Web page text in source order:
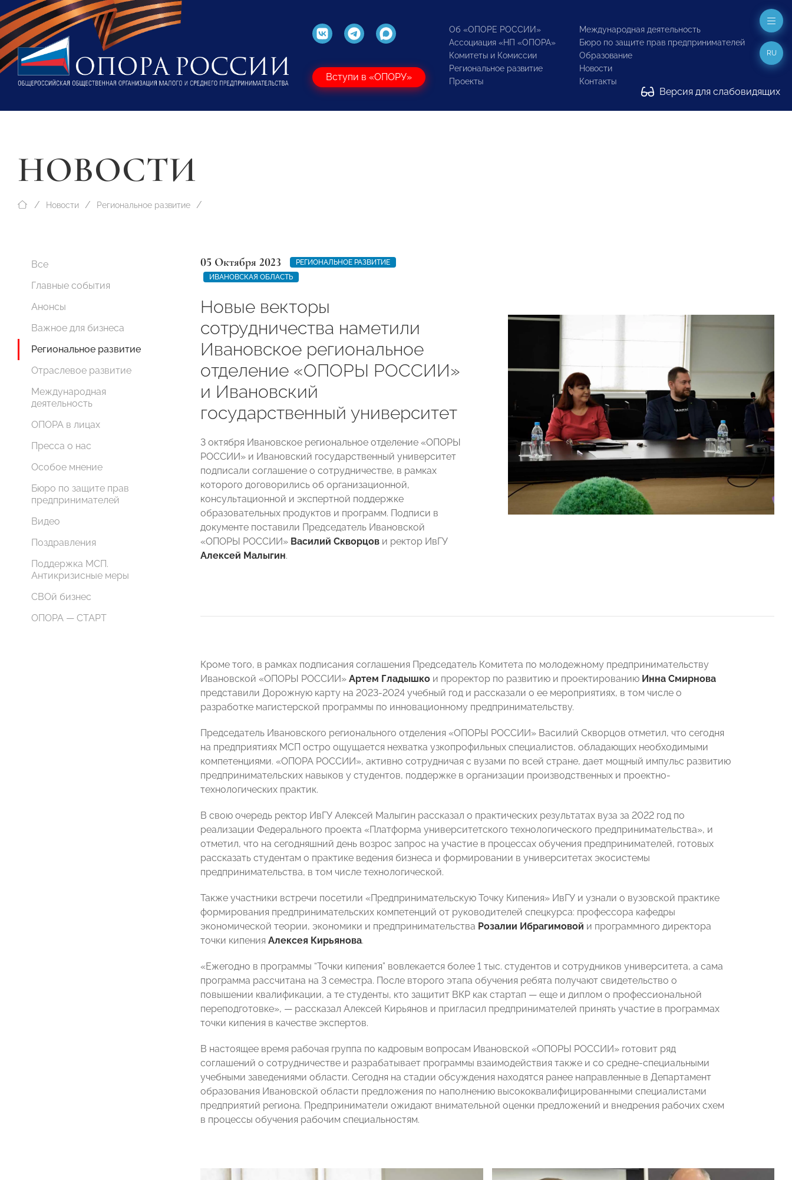
Вступи в «ОПОРУ»
Об «ОПОРЕ РОССИИ»
Ассоциация «НП «ОПОРА»
Комитеты и Комиссии
Региональное развитие
Проекты
Международная деятельность
Бюро по защите прав предпринимателей
Образование
Новости
Контакты
Версия для слабовидящих
RU
НОВОСТИ
Новости Региональное развитие
Все
Главные события
Анонсы
Важное для бизнеса
Региональное развитие
Отраслевое развитие
Международная
деятельность
ОПОРА в лицах
Пресса о нас
Особое мнение
Бюро по защите прав
предпринимателей
Видео
Поздравления
Поддержка МСП.
Антикризисные меры
СВОй бизнес
ОПОРА — СТАРТ
05 Октября 2023
РЕГИОНАЛЬНОЕ РАЗВИТИЕ
ИВАНОВСКАЯ ОБЛАСТЬ
Новые векторы
сотрудничества наметили
Ивановское региональное
отделение «ОПОРЫ РОССИИ»
и Ивановский
государственный университет
3 октября Ивановское региональное отделение «ОПОРЫ
РОССИИ» и Ивановский государственный университет
подписали соглашение о сотрудничестве, в рамках
которого договорились об организационной,
консультационной и экспертной поддержке
образовательных продуктов и программ. Подписи в
документе поставили Председатель Ивановской
«ОПОРЫ РОССИИ» Василий Скворцов и ректор ИвГУ
Алексей Малыгин.
Кроме того, в рамках подписания соглашения Председатель Комитета по молодежному предпринимательству
Ивановской «ОПОРЫ РОССИИ» Артем Гладышко и проректор по развитию и проектированию Инна Смирнова
представили Дорожную карту на 2023-2024 учебный год и рассказали о ее мероприятиях, в том числе о
разработке магистерской программы по инновационному предпринимательству.
Председатель Ивановского регионального отделения «ОПОРЫ РОССИИ» Василий Скворцов отметил, что сегодня
на предприятиях МСП остро ощущается нехватка узкопрофильных специалистов, обладающих необходимыми
компетенциями. «ОПОРА РОССИИ», активно сотрудничая с вузами по всей стране, дает мощный импульс развитию
предпринимательских навыков у студентов, поддержке в организации производственных и проектно-
технологических практик.
В свою очередь ректор ИвГУ Алексей Малыгин рассказал о практических результатах вуза за 2022 год по
реализации Федерального проекта «Платформа университетского технологического предпринимательства», и
отметил, что на сегодняшний день возрос запрос на участие в процессах обучения предпринимателей, готовых
рассказать студентам о практике ведения бизнеса и формировании в университетах экосистемы
предпринимательства, в том числе технологической.
Также участники встречи посетили «Предпринимательскую Точку Кипения» ИвГУ и узнали о вузовской практике
формирования предпринимательских компетенций от руководителей спецкурса: профессора кафедры
экономической теории, экономики и предпринимательства Розалии Ибрагимовой и программного директора
точки кипения Алексея Кирьянова.
«Ежегодно в программы “Точки кипения” вовлекается более 1 тыс. студентов и сотрудников университета, а сама
программа рассчитана на 3 семестра. После второго этапа обучения ребята получают свидетельство о
повышении квалификации, а те студенты, кто защитит ВКР как стартап — еще и диплом о профессиональной
переподготовке», — рассказал Алексей Кирьянов и пригласил предпринимателей принять участие в программах
точки кипения в качестве экспертов.
В настоящее время рабочая группа по кадровым вопросам Ивановской «ОПОРЫ РОССИИ» готовит ряд
соглашений о сотрудничестве и разрабатывает программы взаимодействия также и со средне-специальными
учебными заведениями области. Сегодня на стадии обсуждения находятся ранее направленные в Департамент
образования Ивановской области предложения по наполнению высококвалифицированными специалистами
предприятий региона. Предприниматели ожидают внимательной оценки предложений и внедрения рабочих схем
в процессы обучения рабочим специальностям.